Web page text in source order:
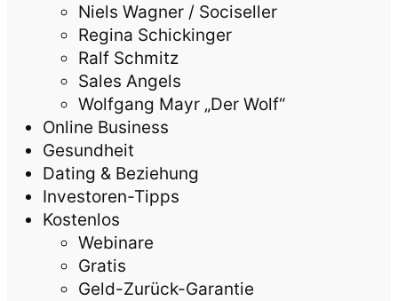
Niels Wagner / Sociseller
Regina Schickinger
Ralf Schmitz
Sales Angels
Wolfgang Mayr „Der Wolf“
Online Business
Gesundheit
Dating & Beziehung
Investoren-Tipps
Kostenlos
Webinare
Gratis
Geld-Zurück-Garantie